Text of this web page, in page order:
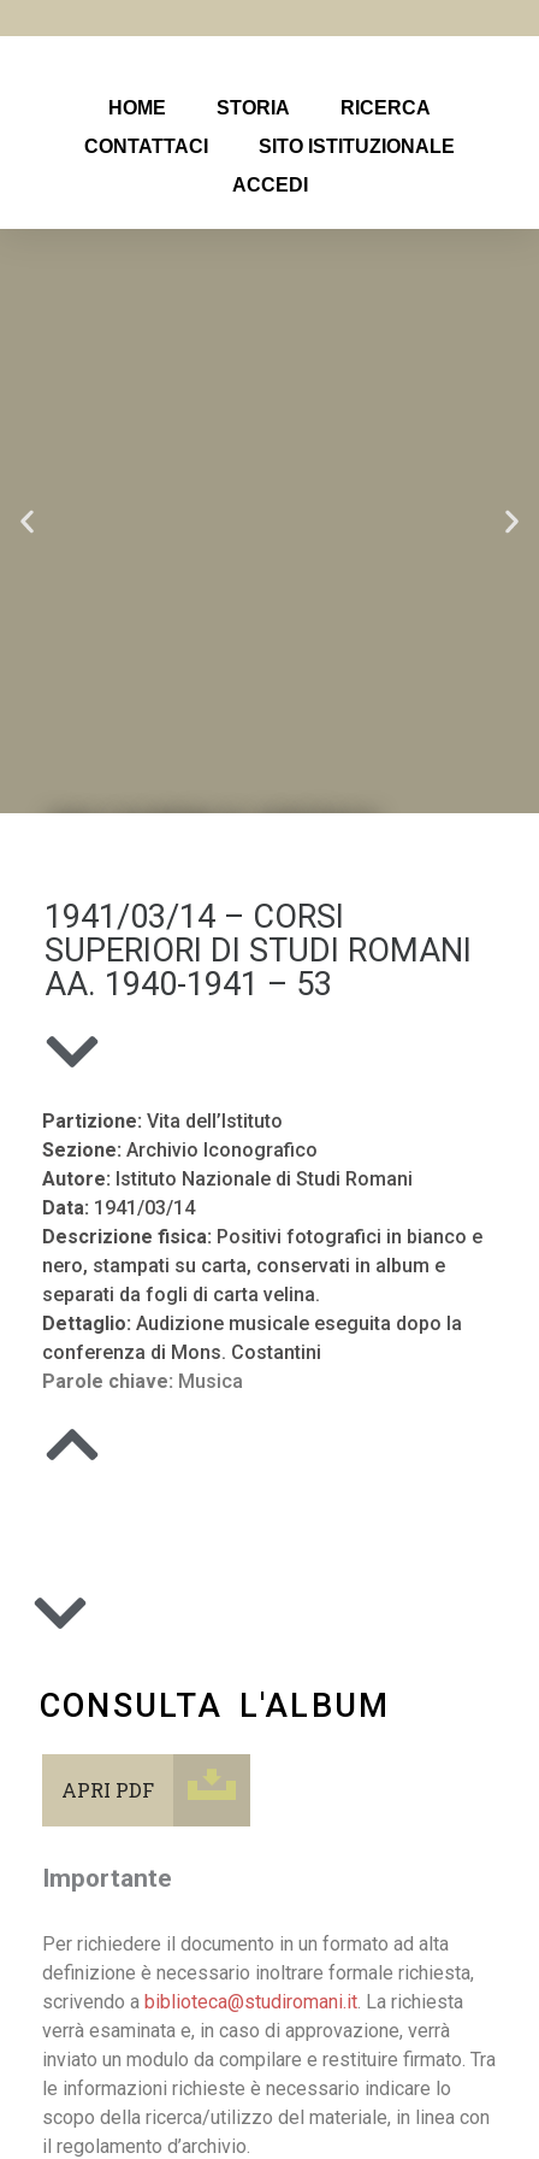
HOME STORIA
RICERCA
CONTATTACI
SITO ISTITUZIONALE
ACCEDI
1941/03/14 – CORSI
SUPERIORI DI STUDI ROMANI
AA. 1940-1941 – 53
Partizione: Vita dell’Istituto
Sezione: Archivio Iconografico
Autore: Istituto Nazionale di Studi Romani
Data: 1941/03/14
Descrizione fisica: Positivi fotografici in bianco e
nero, stampati su carta, conservati in album e
separati da fogli di carta velina.
Dettaglio: Audizione musicale eseguita dopo la
conferenza di Mons. Costantini
Parole chiave: Musica
CONSULTA L'ALBUM
APRI PDF
Importante
Per richiedere il documento in un formato ad alta
definizione è necessario inoltrare formale richiesta,
scrivendo a biblioteca@studiromani.it. La richiesta
verrà esaminata e, in caso di approvazione, verrà
inviato un modulo da compilare e restituire firmato. Tra
le informazioni richieste è necessario indicare lo
scopo della ricerca/utilizzo del materiale, in linea con
il regolamento d’archivio.